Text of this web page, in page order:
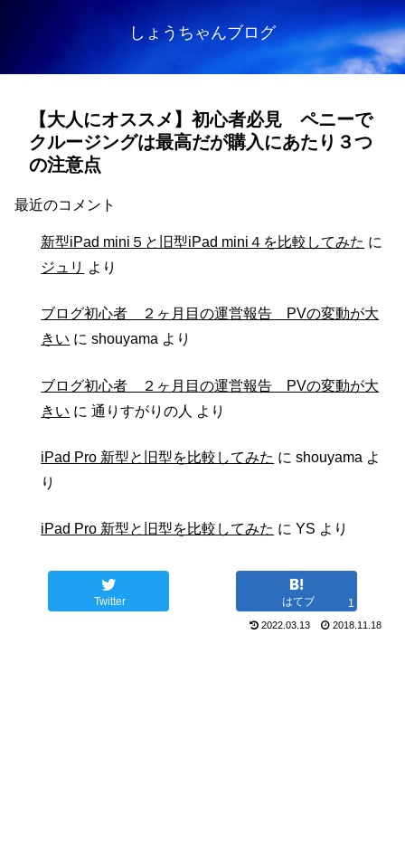
しょうちゃんブログ
【大人にオススメ】初心者必見 ペニーで
クルージングは最高だが購入にあたり３つ
の注意点
最近のコメント
新型iPad mini５と旧型iPad mini４を比較してみた に
ジュリ より
ブログ初心者 ２ヶ月目の運営報告 PVの変動が大
きい にshouyama より
ブログ初心者 ２ヶ月目の運営報告 PVの変動が大
きい に通りすがりの人 より
iPad Pro 新型と旧型を比較してみた にshouyama よ
り
iPad Pro 新型と旧型を比較してみた にYS より
Twitter はてブ 1
2022.03.13 2018.11.18